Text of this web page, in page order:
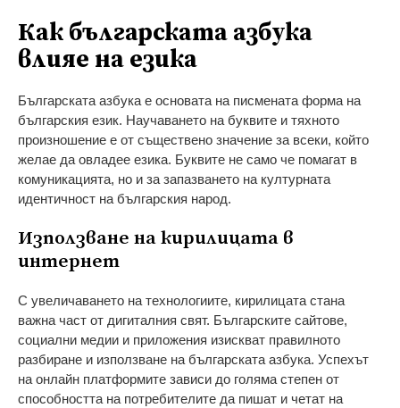
Как българската азбука
влияе на езика
Българската азбука е основата на писмената форма на
българския език. Научаването на буквите и тяхното
произношение е от съществено значение за всеки, който
желае да овладее езика. Буквите не само че помагат в
комуникацията, но и за запазването на културната
идентичност на българския народ.
Използване на кирилицата в
интернет
С увеличаването на технологиите, кирилицата стана
важна част от дигиталния свят. Българските сайтове,
социални медии и приложения изискват правилното
разбиране и използване на българската азбука. Успехът
на онлайн платформите зависи до голяма степен от
способността на потребителите да пишат и четат на